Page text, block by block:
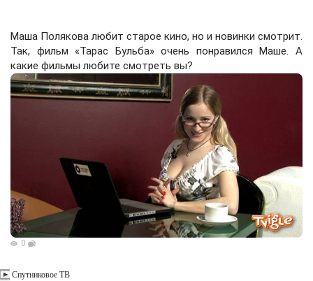
Маша Полякова любит старое кино, но и новинки смотрит.
Так, фильм «Тарас Бульба» очень понравился Маше. А
какие фильмы любите смотреть вы?
0
Спутниковое ТВ